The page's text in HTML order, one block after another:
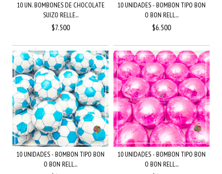
10 UN. BOMBONES DE CHOCOLATE
SUIZO RELLE...
$7.500
10 UNIDADES - BOMBON TIPO BON
O BON RELL...
$6.500
10 UNIDADES - BOMBON TIPO BON
O BON RELL...
10 UNIDADES - BOMBON TIPO BON
O BON RELL...